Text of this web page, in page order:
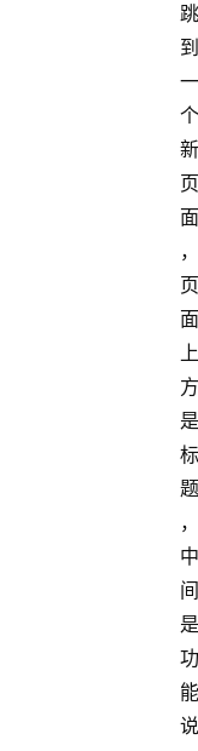
跳
到
一
个
新
页
面
，
页
面
上
方
是
标
题
，
中
间
是
功
能
说